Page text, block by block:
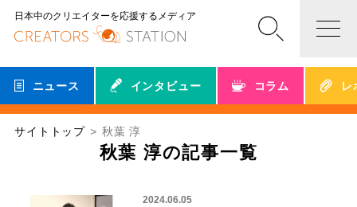
日本中のクリエイターを応援するメディア
ニュース インタビュー コラム レ
サイトトップ 秋葉 淳
秋葉 淳の記事一覧
2024.06.05